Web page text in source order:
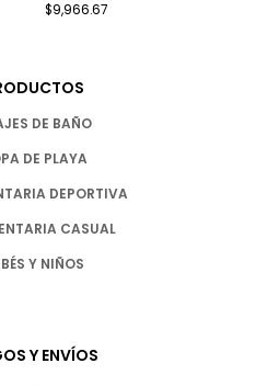
$9,966.67
DE BAÑO
DE PLAYA
DEPORTIVA
CASUAL
Y NIÑOS
Y ENVÍOS